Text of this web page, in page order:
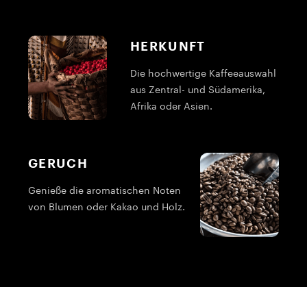
HERKUNFT
Die hochwertige Kaffeeauswahl
aus Zentral- und Südamerika,
Afrika oder Asien.
GERUCH
Genieße die aromatischen Noten
von Blumen oder Kakao und Holz.